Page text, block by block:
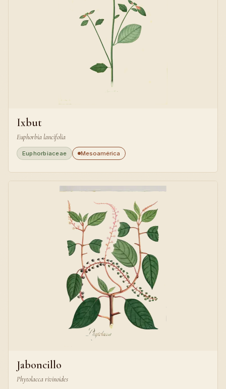
Ixbut
Euphorbia lancifolia
Euphorbiaceae Mesoamérica
Jaboncillo
Phytolacca rivinoides